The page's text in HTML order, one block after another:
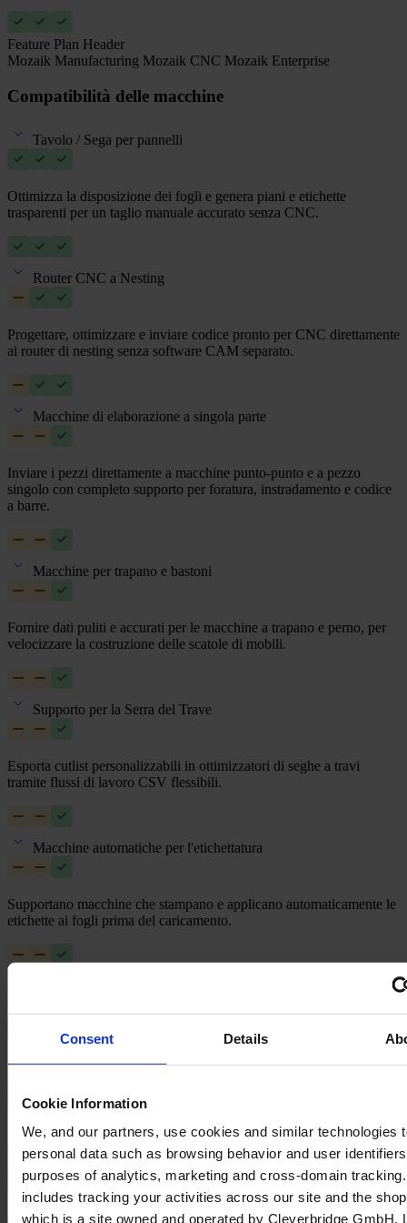
Consent Details
Cookie Information
We, and our partners, use cookies and similar technologies
personal data such as browsing behavior and user
purposes of analytics, marketing and cross-domain
includes tracking your activities across our site and the
which is a site owned and operated by Cleverbridge GmbH.
Feature Plan Header
Mozaik Manufacturing Mozaik CNC Mozaik Enterprise
Compatibilità delle macchine
Tavolo / Sega per pannelli
Ottimizza la disposizione dei fogli e genera piani e etichette
trasparenti per un taglio manuale accurato senza CNC.
Router CNC a Nesting
Progettare, ottimizzare e inviare codice pronto per CNC direttamente
ai router di nesting senza software CAM separato.
Macchine di elaborazione a singola parte
Inviare i pezzi direttamente a macchine punto-punto e a pezzo
singolo con completo supporto per foratura, instradamento e codice
a barre.
Macchine per trapano e bastoni
Fornire dati puliti e accurati per le macchine a trapano e perno, per
velocizzare la costruzione delle scatole di mobili.
Supporto per la Serra del Trave
Esporta cutlist personalizzabili in ottimizzatori di seghe a travi
tramite flussi di lavoro CSV flessibili.
Macchine automatiche per l'etichettatura
Supportano macchine che stampano e applicano automaticamente le
etichette ai fogli prima del caricamento.
Suddividere i lavori in lavori di taglio gestibili per controllare il
flusso produttivo e monitorare i cambiamenti nel tempo.
Cruscotto del lavoro